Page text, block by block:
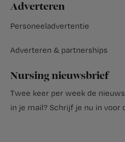
Adverteren
Personeeladvertentie
Adverteren & partnerships
Nursing nieuwsbrief
Twee keer per week de
in je mail? Schrijf je nu in voor